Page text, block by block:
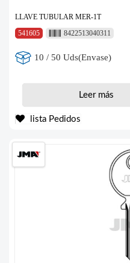
LLAVE TUBULAR MER-1T
541605
8422513040311
10 / 50 Uds(Envase)
Leer más
lista Pedidos